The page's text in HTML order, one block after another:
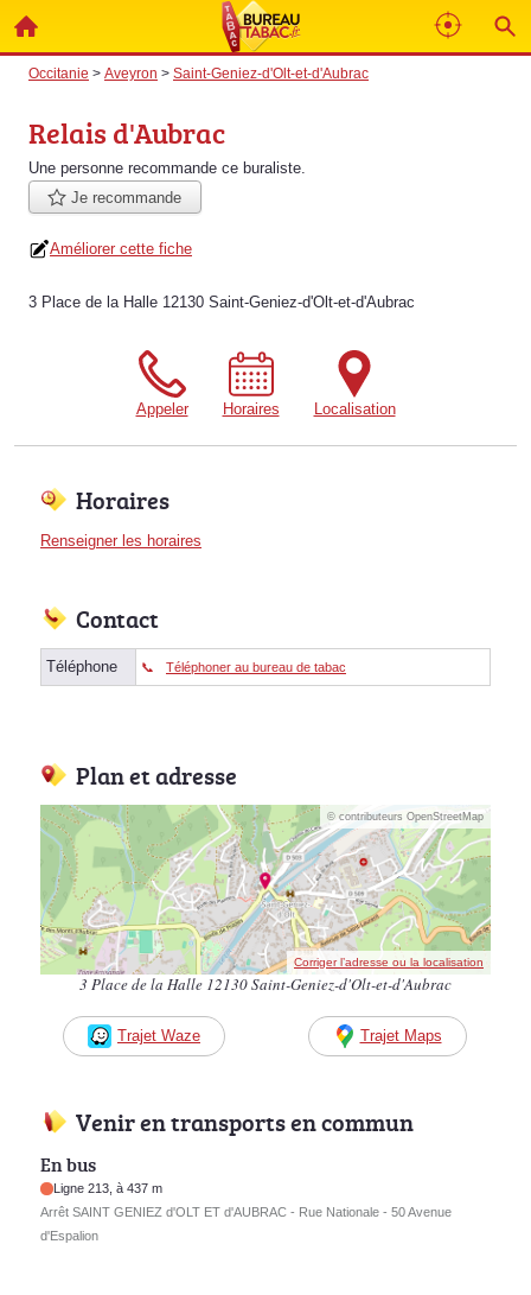
Occitanie > Aveyron > Saint-Geniez-d'Olt-et-d'Aubrac
Relais d'Aubrac
Une personne recommande ce buraliste.
Je recommande
Améliorer cette fiche
3 Place de la Halle 12130 Saint-Geniez-d'Olt-et-d'Aubrac
Appeler Horaires Localisation
Horaires
Renseigner les horaires
Contact
Téléphone Téléphoner au bureau de tabac
Plan et adresse
© contributeurs OpenStreetMap
Corriger l’adresse ou la localisation
3 Place de la Halle 12130 Saint-Geniez-d'Olt-et-d'Aubrac
Trajet Waze Trajet Maps
Venir en transports en commun
En bus
Ligne 213, à 437 m
Arrêt SAINT GENIEZ d'OLT ET d'AUBRAC - Rue Nationale - 50 Avenue
d'Espalion